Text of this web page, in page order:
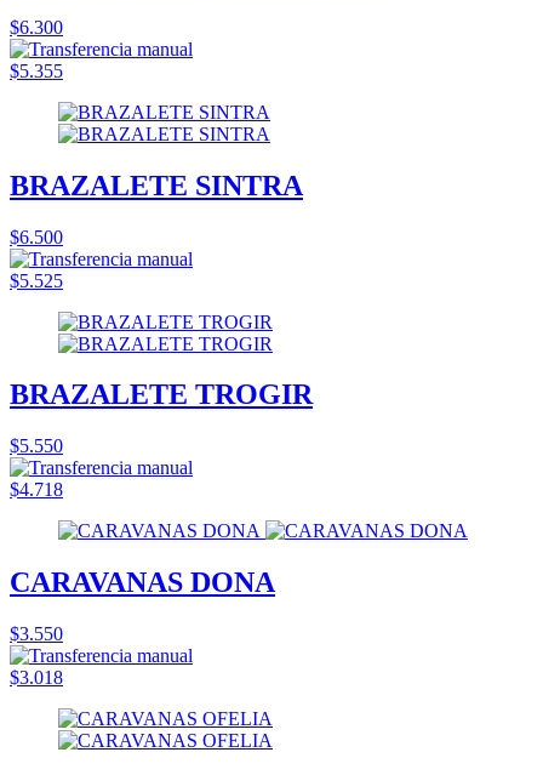
$6.300
$5.355
BRAZALETE SINTRA
$6.500
$5.525
BRAZALETE TROGIR
$5.550
$4.718
CARAVANAS DONA
$3.550
$3.018